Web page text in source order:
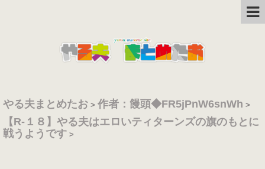
やる夫まとめたお > 作者：饅頭◆FR5jPnW6snWh >
【R-１８】やる夫はエロいティターンズの旗のもとに
戦うようです >